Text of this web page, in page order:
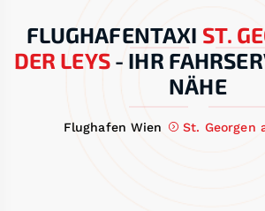
FLUGHAFENTAXI ST.
DER LEYS- IHR
NÄHE
Flughafen Wien St. Georgen